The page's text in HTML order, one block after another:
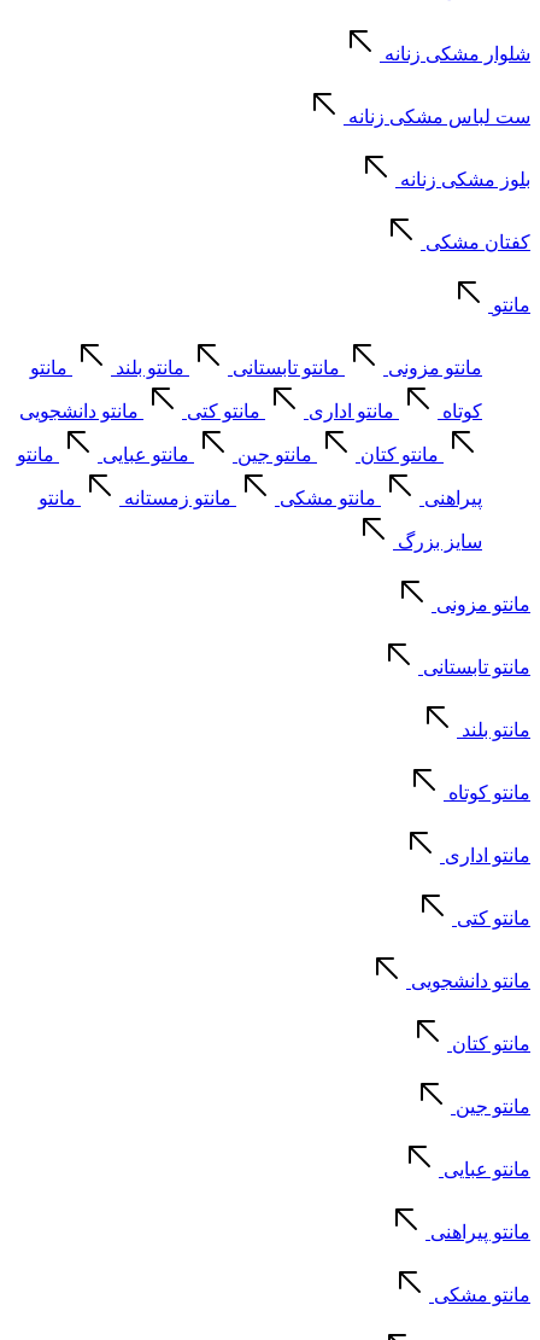
شلوار مشکی زنانه
ست لباس مشکی زنانه
بلوز مشکی زنانه
کفتان مشکی
مانتو
مانتو مزونی مانتو تابستانی مانتو بلند مانتو
کوتاه مانتو اداری مانتو کتی مانتو دانشجویی
مانتو کتان مانتو جین مانتو عبایی مانتو
پیراهنی مانتو مشکی مانتو زمستانه مانتو
سایز بزرگ
مانتو مزونی
مانتو تابستانی
مانتو بلند
مانتو کوتاه
مانتو اداری
مانتو کتی
مانتو دانشجویی
مانتو کتان
مانتو جین
مانتو عبایی
مانتو پیراهنی
مانتو مشکی